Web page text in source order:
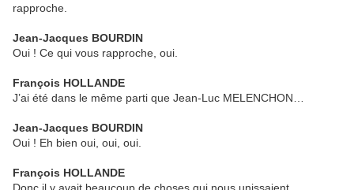
rapproche.
Jean-Jacques BOURDIN
Oui ! Ce qui vous rapproche, oui.
François HOLLANDE
J’ai été dans le même parti que Jean-Luc MELENCHON…
Jean-Jacques BOURDIN
Oui ! Eh bien oui, oui, oui.
François HOLLANDE